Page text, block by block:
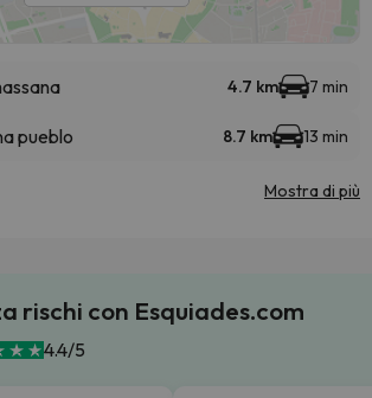
4.7 km 7 min
pueblo 8.7 km 13 min
Mostra di più
rischi con Esquiades.com
4.4/5